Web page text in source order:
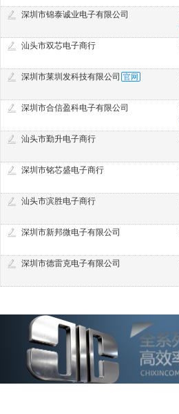
深圳市锦泰诚业电子有限公司
汕头市双芯电子商行
深圳市莱圳发科技有限公司
深圳市合信盈科电子有限公司
汕头市勤升电子商行
深圳市铭芯盛电子商行
汕头市滨胜电子商行
深圳市新邦微电子有限公司
深圳市德雷克电子有限公司